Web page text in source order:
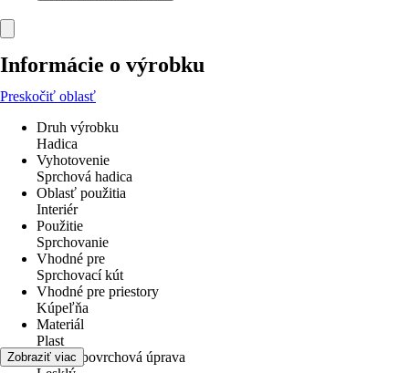
Informácie o výrobku
Preskočiť oblasť
Druh výrobku
Hadica
Vyhotovenie
Sprchová hadica
Oblasť použitia
Interiér
Použitie
Sprchovanie
Vhodné pre
Sprchovací kút
Vhodné pre priestory
Kúpeľňa
Materiál
Plast
Povrch/povrchová úprava
Zobraziť viac